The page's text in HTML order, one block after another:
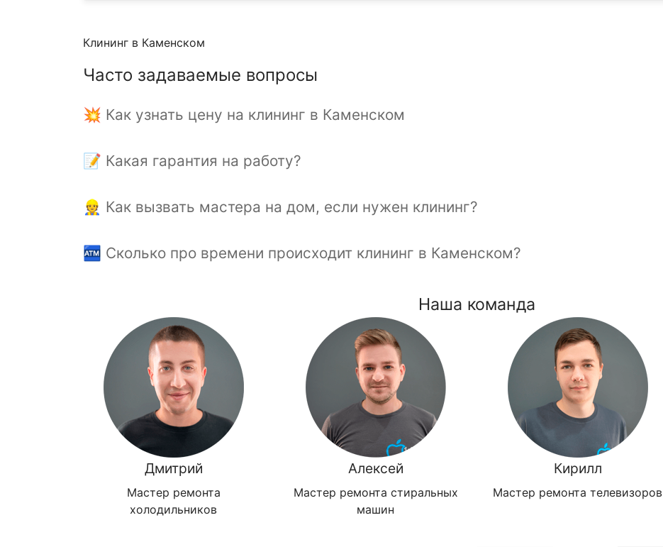
Клининг в Каменском
Часто задаваемые вопросы
💥 Как узнать цену на клининг в Каменском
📝 Какая гарантия на работу?
👷 Как вызвать мастера на дом, если нужен клининг?
🏧 Сколько про времени происходит клининг в Каменском?
Наша команда
Дмитрий
Мастер ремонта
холодильников
Алексей
Мастер ремонта стиральных
машин
Кирилл
Мастер ремонта телевизоров